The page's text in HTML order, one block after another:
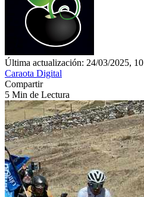
Última actualización: 24/03/2025, 10
Caraota Digital
Compartir
5 Min de Lectura